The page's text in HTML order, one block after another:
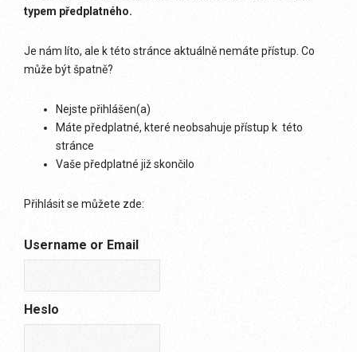
typem předplatného.
Je nám líto, ale k této stránce aktuálně nemáte přístup. Co
může být špatně?
Nejste přihlášen(a)
Máte předplatné, které neobsahuje přístup k této
stránce
Vaše předplatné již skončilo
Přihlásit se můžete zde:
Username or Email
Heslo